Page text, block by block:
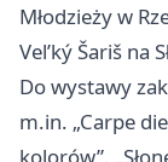
Młodzieży w
Vel’ký Šariš na
Do wystawy
m.in. „Carpe
kolorów”,